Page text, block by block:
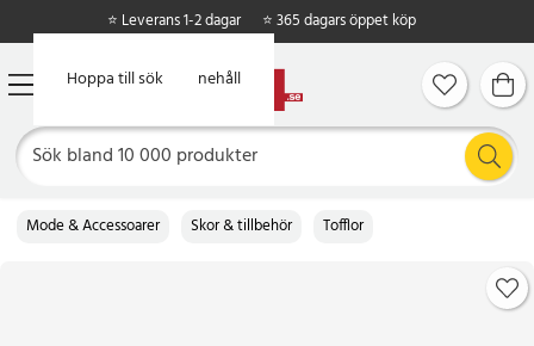
Hoppa till huvudinnehåll
Hoppa till sök
⭐ Leverans 1-2 dagar ⭐ 365 dagars öppet köp
Mode & Accessoarer Skor & tillbehör Tofflor